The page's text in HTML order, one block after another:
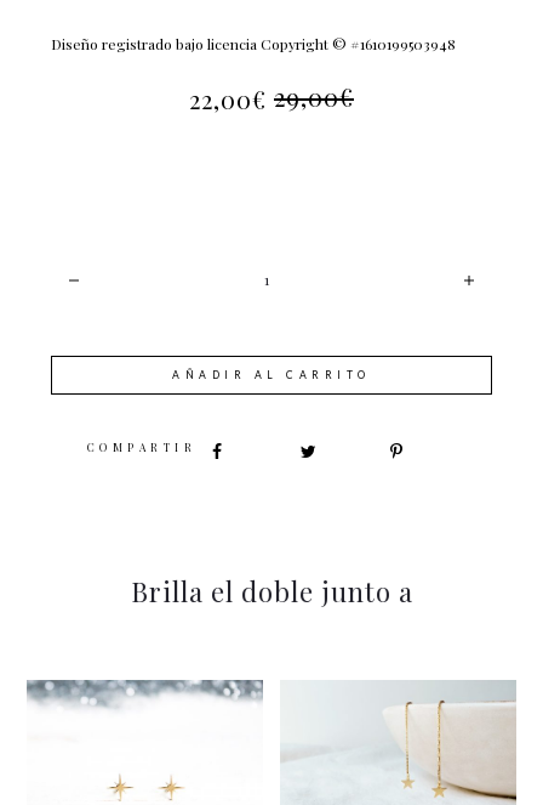
Diseño registrado bajo licencia Copyright © #1610199503948
29,00€
EL
22,00€
AÑADIR AL CARRITO
SHARE
Brilla el doble junto a